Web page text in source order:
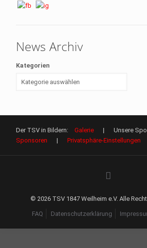
News Archiv
Kategorien
Der TSV in Bildern: Galerie | Unsere
Sponsoren | Privatsphäre-Einstellungen
© 2026 TSV 1847 Weilheim e.V. Alle
FAQ Datenschutzerklärung